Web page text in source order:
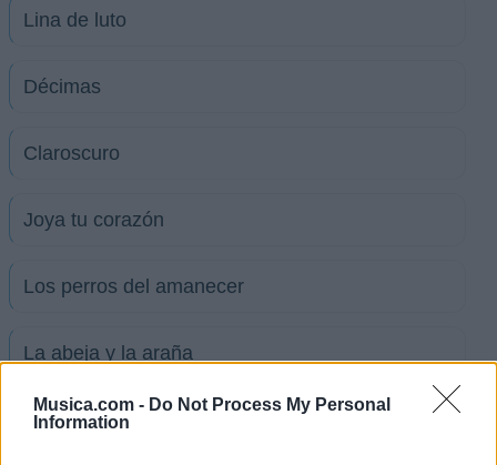
Musica.com - Do Not Process My Personal
Information
Lina de luto
Décimas
Claroscuro
Joya tu corazón
Los perros del amanecer
La abeja y la araña
Amar y dejar partir